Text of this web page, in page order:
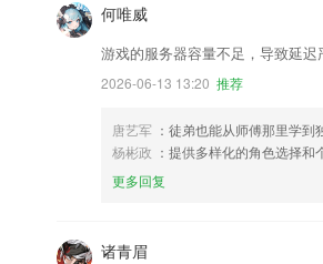
何唯威
游戏的服务器容量不足，导致延迟
2026-06-13 13:20 推荐
唐艺军 ：徒弟也能从师傅那里学到
杨彬政 ：提供多样化的角色选择
更多回复
诸青眉